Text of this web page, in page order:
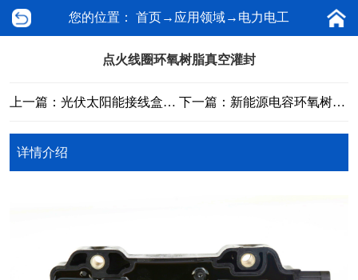
您的位置： 首页→ 应用领域→ 电力电工
点火线圈环氧树脂真空灌封
上一篇：光伏太阳能接线盒灌封 下一篇：新能源电容环氧树脂真空浇注
详情介绍